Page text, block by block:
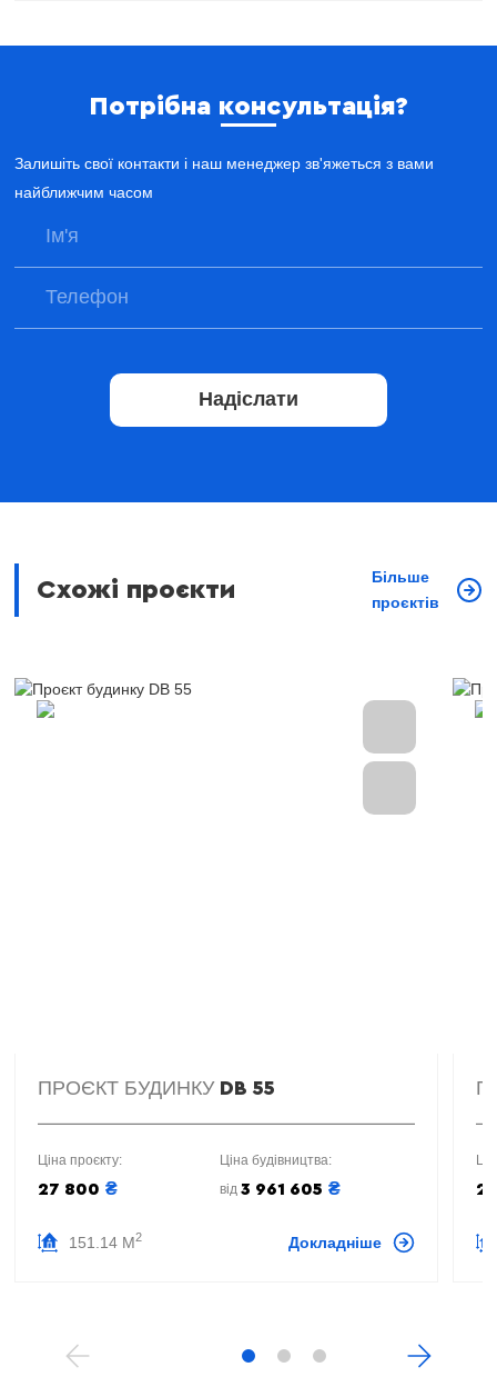
Потрібна консультація?
Залишіть свої контакти і наш менеджер зв'яжеться з вами
найближчим часом
Надіслати
Схожі проєкти
Більше
проєктів
ПРОЄКТ БУДИНКУ DB 55
Ціна проєкту:
27 800 ₴
Ціна будівництва:
від 3 961 605 ₴
151.14 М2 Докладніше